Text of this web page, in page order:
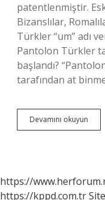
patentlenmiştir.
Bizanslılar,
Türkler “um” adı
Pantolon Türkler
başlandı?
tarafından at
Devamını okuyun
Türk
https://
https://kppd.com.tr